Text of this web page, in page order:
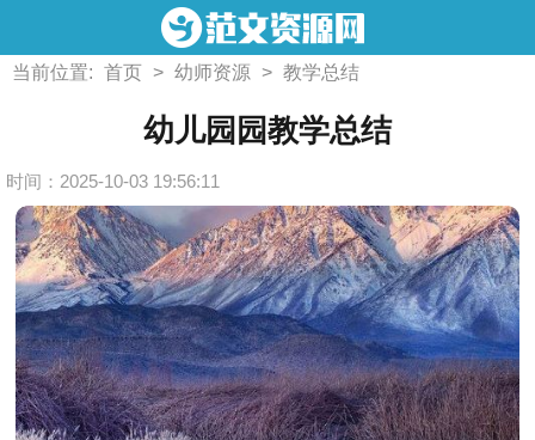
当前位置: 首页 > 幼师资源 > 教学总结
幼儿园园教学总结
时间：2025-10-03 19:56:11